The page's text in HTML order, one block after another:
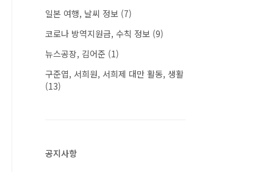
일본 여행, 날씨 정보 (7)
코로나 방역지원금, 수칙 정보 (9)
뉴스공장, 김어준 (1)
구준엽, 서희원, 서희제 대만 활동, 생활
(13)
공지사항